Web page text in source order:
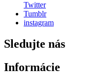
Twitter
Tumblr
instagram
Sledujte nás
Informácie